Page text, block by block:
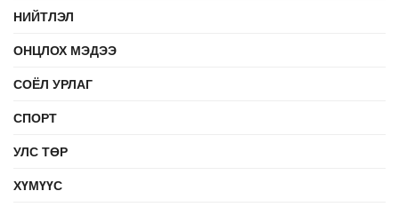
НИЙТЛЭЛ
ОНЦЛОХ МЭДЭЭ
СОЁЛ УРЛАГ
СПОРТ
УЛС ТӨР
ХҮМҮҮС